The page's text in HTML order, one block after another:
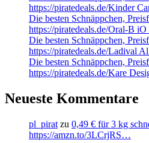
https://piratedeals.de/Kinder
Die besten Schnäppchen,
https://piratedeals.de/Oral-B
Die besten Schnäppchen,
https://piratedeals.de/Ladival
Die besten Schnäppchen,
https://piratedeals.de/Kare
Neueste Kommentare
pl_pirat zu 0,49 € für 3 kg
https://amzn.to/3LCrjRS…